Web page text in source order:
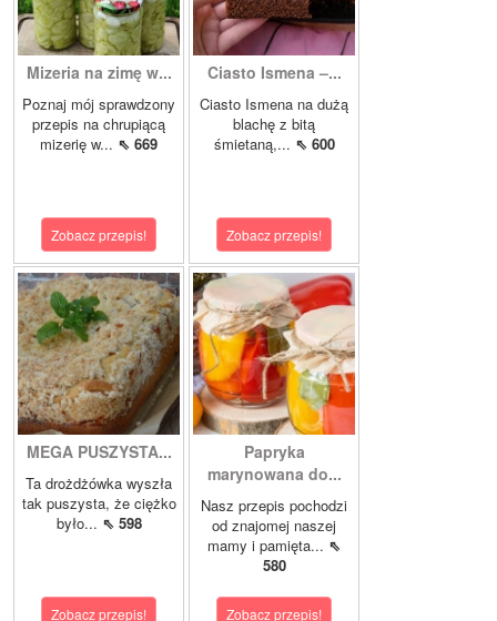
Mizeria na zimę w...
Poznaj mój sprawdzony
przepis na chrupiącą
mizerię w... ⇖ 669
Zobacz przepis!
Ciasto Ismena –...
Ciasto Ismena na dużą
blachę z bitą
śmietaną,... ⇖ 600
Zobacz przepis!
MEGA PUSZYSTA...
Ta drożdżówka wyszła
tak puszysta, że ciężko
było... ⇖ 598
Zobacz przepis!
Papryka
marynowana do...
Nasz przepis pochodzi
od znajomej naszej
mamy i pamięta... ⇖
580
Zobacz przepis!